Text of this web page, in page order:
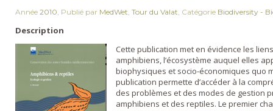
Année 2010, Publié par MedWet, Tour du Valat, Catégorie Biodiversity -
Description
Cette publication met en évidence les
amphibiens, l’écosystème auquel elles
biophysiques et socio-économiques quo
publication permette d’accéder à la
des problèmes et des modes de gestion
amphibiens et des reptiles. Le premier